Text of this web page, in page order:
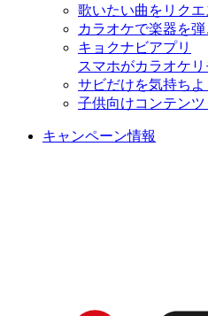
歌いたい曲をリクエ
カラオケで楽器を弾
キョクナビアプリ
スマホがカラオケ
サビだけを気持ちよ
子供向けコンテンツ
キャンペーン情報